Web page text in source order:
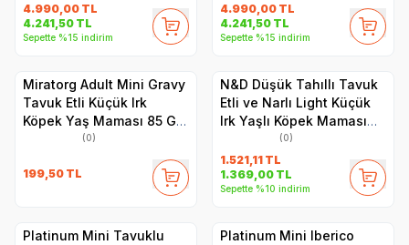
4.990,00 TL
4.241,50 TL
Sepette %15 indirim
4.990,00 TL
4.241,50 TL
Sepette %15 indirim
Miratorg Adult Mini Gravy
Tavuk Etli Küçük Irk
Köpek Yaş Maması 85 Gr
(0)
199,50 TL
N&D Düşük Tahıllı Tavuk
Etli ve Narlı Light Küçük
Irk Yaşlı Köpek Maması
(0)
1.521,11 TL
1.369,00 TL
Sepette %10 indirim
Platinum Mini Tavuklu
Platinum Mini Iberico